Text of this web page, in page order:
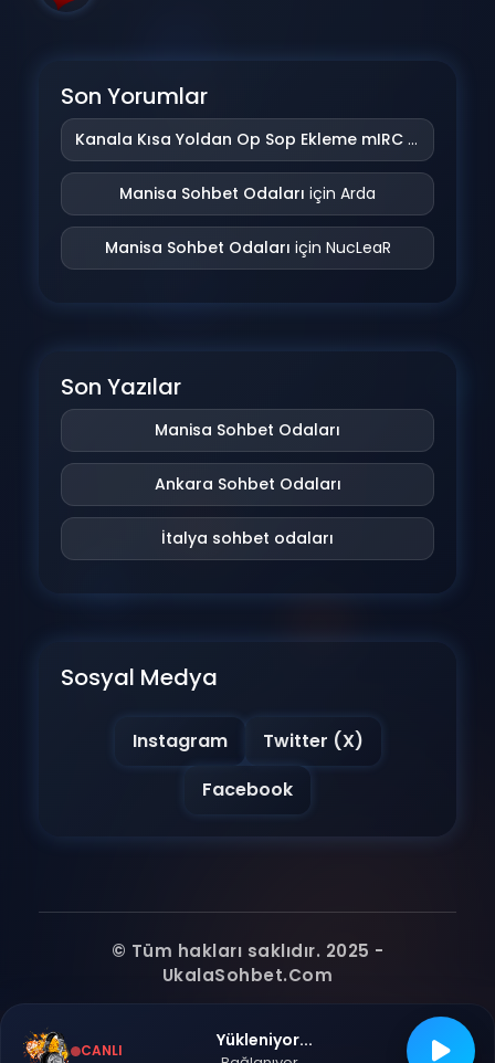
Son Yorumlar
Kanala Kısa Yoldan Op Sop Ekleme mIRC Addonu
Manisa Sohbet Odaları için Arda
Manisa Sohbet Odaları için NucLeaR
Son Yazılar
Manisa Sohbet Odaları
Ankara Sohbet Odaları
İtalya sohbet odaları
Sosyal Medya
Instagram
Twitter (X)
Facebook
© Tüm hakları saklıdır. 2025 -
UkalaSohbet.Com
CANLI Yükleniyor...